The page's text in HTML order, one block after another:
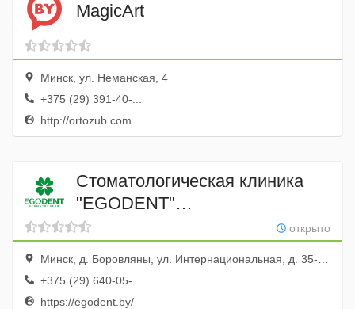
MagicArt
Минск, ул. Неманская, 4
+375 (29) 391-40-...
http://ortozub.com
Стоматологическая клиника
"EGODENT"
(Стоматологическое отделение
ООО "КассТехноСервис")
открыто
Минск, д. Боровляны, ул. Интернациональная, д. 35-127
+375 (29) 640-05-...
https://egodent.by/